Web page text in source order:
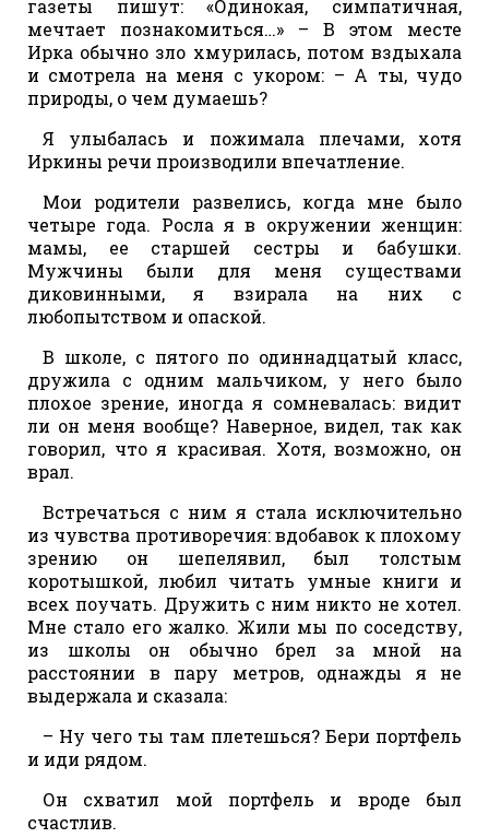
газеты пишут: «Одинокая, симпатичная,
мечтает познакомиться…» – В этом месте
Ирка обычно зло хмурилась, потом вздыхала
и смотрела на меня с укором: – А ты, чудо
природы, о чем думаешь?
Я улыбалась и пожимала плечами, хотя
Иркины речи производили впечатление.
Мои родители развелись, когда мне было
четыре года. Росла я в окружении женщин:
мамы, ее старшей сестры и бабушки.
Мужчины были для меня существами
диковинными, я взирала на них с
любопытством и опаской.
В школе, с пятого по одиннадцатый класс,
дружила с одним мальчиком, у него было
плохое зрение, иногда я сомневалась: видит
ли он меня вообще? Наверное, видел, так как
говорил, что я красивая. Хотя, возможно, он
врал.
Встречаться с ним я стала исключительно
из чувства противоречия: вдобавок к плохому
зрению он шепелявил, был толстым
коротышкой, любил читать умные книги и
всех поучать. Дружить с ним никто не хотел.
Мне стало его жалко. Жили мы по соседству,
из школы он обычно брел за мной на
расстоянии в пару метров, однажды я не
выдержала и сказала:
– Ну чего ты там плетешься? Бери портфель
и иди рядом.
Он схватил мой портфель и вроде был
счастлив.